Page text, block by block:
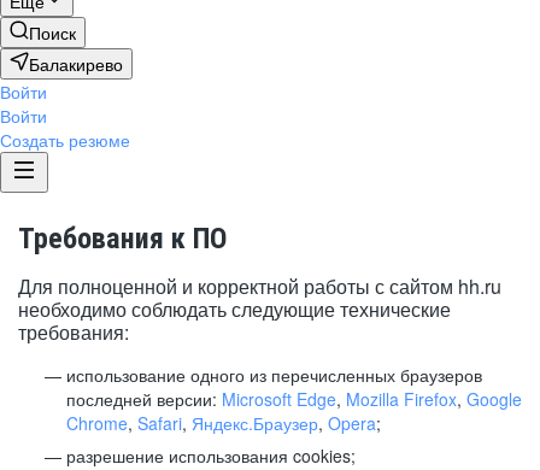
Поиск
Балакирево
Войти
Войти
Создать резюме
Требования к ПО
Для полноценной и корректной работы с сайтом hh.ru
необходимо соблюдать следующие технические
требования:
использование одного из перечисленных браузеров
последней версии: Microsoft Edge, Mozilla Firefox, Google
Chrome, Safari, Яндекс.Браузер, Opera;
разрешение использования cookies;